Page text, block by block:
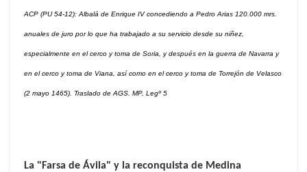
ACP (PU 54-12): Albalá de Enrique IV concediendo a Pedro Arias 120.000 mrs.
anuales de juro por lo que ha trabajado a su servicio desde su niñez,
especialmente en el cerco y toma de Soria, y después en la guerra de Navarra y
en el cerco y toma de Viana, así como en el cerco y toma de Torrejón de Velasco
(2 mayo 1465). Traslado de AGS. MP, Legº 5
La "Farsa de Ávila" y la reconquista de Medina